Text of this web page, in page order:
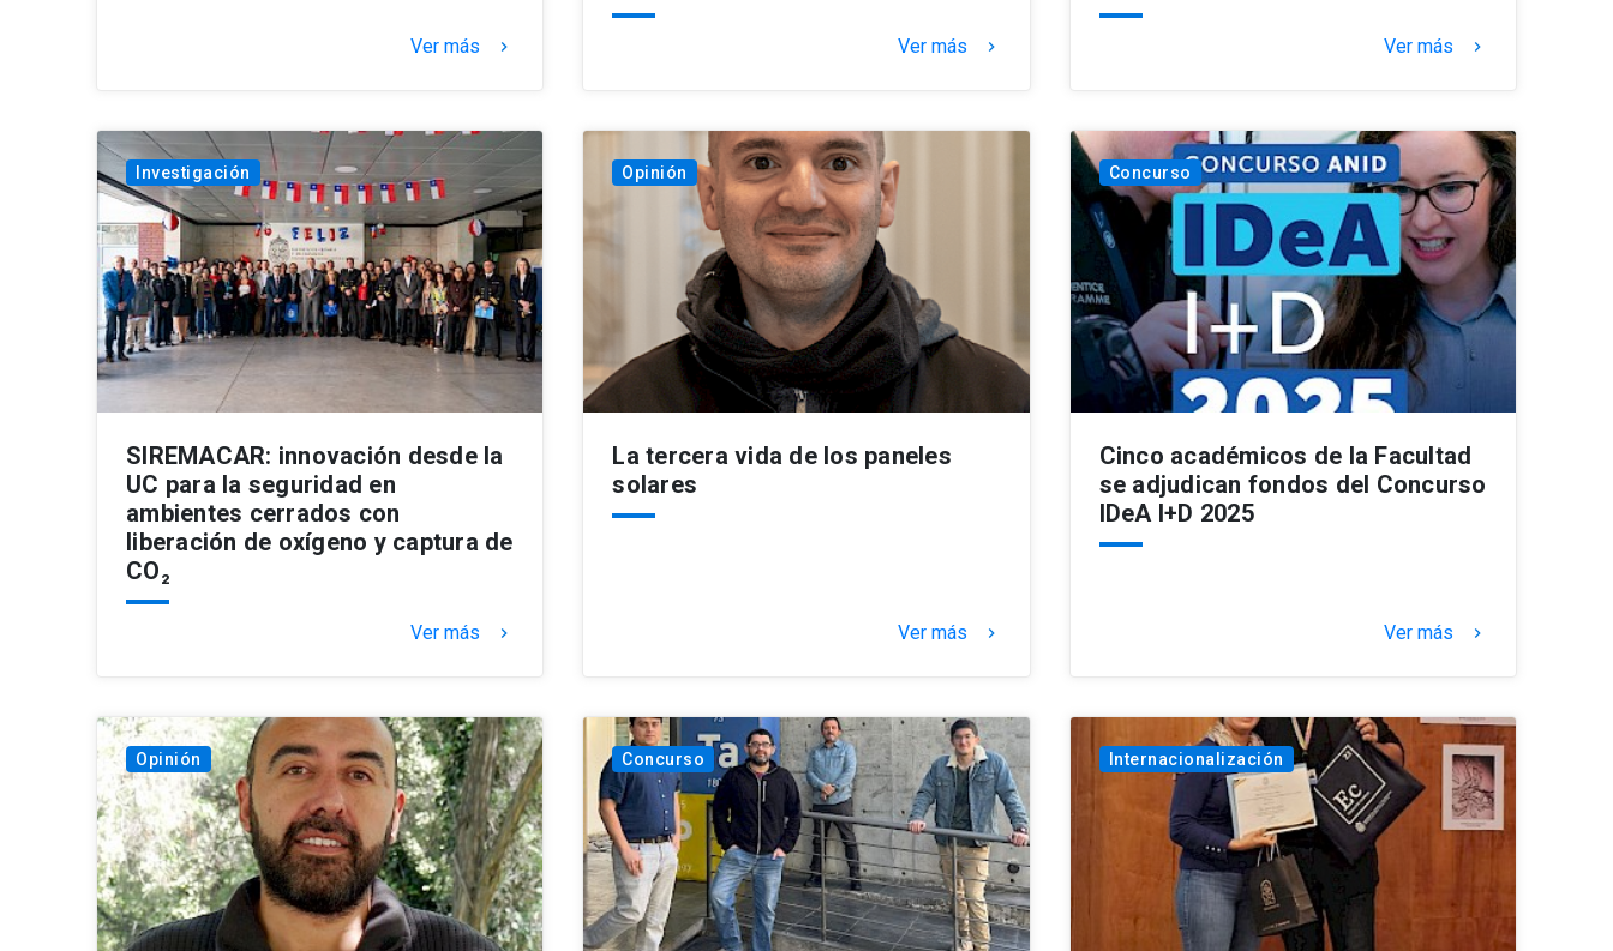
Ver más keyboard_arrow_right Ver más keyboard_arrow_right Ver más keyboard_arrow_right
Investigación
SIREMACAR: innovación desde la
UC para la seguridad en
ambientes cerrados con
liberación de oxígeno y captura de
CO₂
Ver más keyboard_arrow_right
Opinión
La tercera vida de los paneles
solares
Ver más keyboard_arrow_right
Concurso
Cinco académicos de la Facultad
se adjudican fondos del Concurso
IDeA I+D 2025
Ver más keyboard_arrow_right
Opinión Concurso Internacionalización